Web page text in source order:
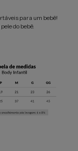
para um bebê!
do bebê.